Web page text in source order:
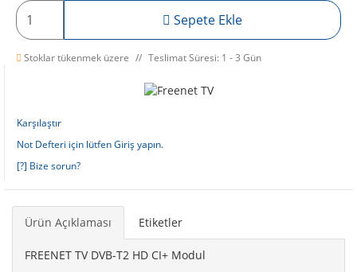
Sepete Ekle
Stoklar tükenmek üzere Teslimat Süresi: 1 - 3 Gün
Karşılaştır
Not Defteri için lütfen Giriş yapın.
[?] Bize sorun?
Ürün Açıklaması Etiketler
FREENET TV DVB-T2 HD CI+ Modul